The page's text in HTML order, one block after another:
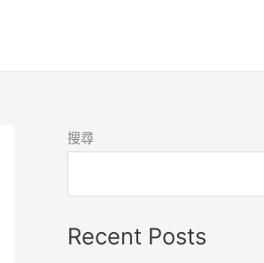
搜尋
Recent Posts